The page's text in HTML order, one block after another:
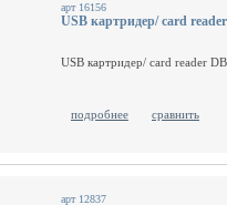
арт 16156
USB картридер/ card
USB картридер/ card reader
подробнее сравнить
арт 12837